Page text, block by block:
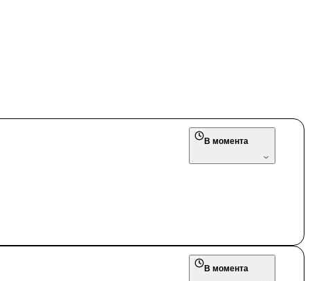
В момента
В момента